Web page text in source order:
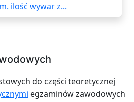
ilość wywar z...
do części teoretycznej
egzaminów zawodowych